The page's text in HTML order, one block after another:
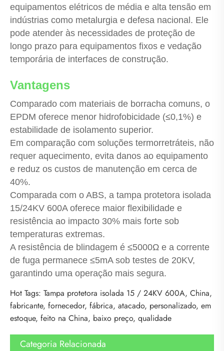
equipamentos elétricos de média e alta tensão em
indústrias como metalurgia e defesa nacional. Ele
pode atender às necessidades de proteção de
longo prazo para equipamentos fixos e vedação
temporária de interfaces de construção.
Vantagens
Comparado com materiais de borracha comuns, o
EPDM oferece menor hidrofobicidade (≤0,1%) e
estabilidade de isolamento superior.
Em comparação com soluções termorretráteis, não
requer aquecimento, evita danos ao equipamento
e reduz os custos de manutenção em cerca de
40%.
Comparada com o ABS, a tampa protetora isolada
15/24KV 600A oferece maior flexibilidade e
resistência ao impacto 30% mais forte sob
temperaturas extremas.
A resistência de blindagem é ≤5000Ω e a corrente
de fuga permanece ≤5mA sob testes de 20KV,
garantindo uma operação mais segura.
Hot Tags: Tampa protetora isolada 15 / 24KV 600A, China,
fabricante, fornecedor, fábrica, atacado, personalizado, em
estoque, feito na China, baixo preço, qualidade
Categoria Relacionada